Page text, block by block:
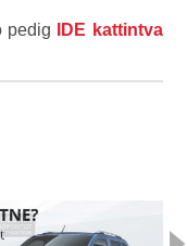
pedig
IDE kattintva